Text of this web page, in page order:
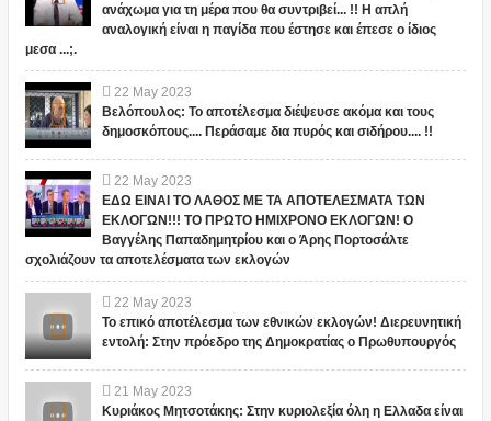
ανάχωμα για τη μέρα που θα συντριβεί... !! Η απλή
αναλογική είναι η παγίδα που έστησε και έπεσε ο ίδιος
μεσα ...;.
22 May 2023
Βελόπουλος: Το αποτέλεσμα διέψευσε ακόμα και τους
δημοσκόπους.... Περάσαμε δια πυρός και σιδήρου.... !!
22 May 2023
ΕΔΩ ΕΙΝΑΙ ΤΟ ΛΑΘΟΣ ΜΕ ΤΑ ΑΠΟΤΕΛΕΣΜΑΤΑ ΤΩΝ
ΕΚΛΟΓΩΝ!!! ΤΟ ΠΡΩΤΟ ΗΜΙΧΡΟΝΟ ΕΚΛΟΓΩΝ! Ο
Βαγγέλης Παπαδημητρίου και ο Άρης Πορτοσάλτε
σχολιάζουν τα αποτελέσματα των εκλογών
22 May 2023
Το επικό αποτέλεσμα των εθνικών εκλογών! Διερευνητική
εντολή: Στην πρόεδρο της Δημοκρατίας ο Πρωθυπουργός
21 May 2023
Κυριάκος Μητσοτάκης: Στην κυριολεξία όλη η Ελλαδα είναι